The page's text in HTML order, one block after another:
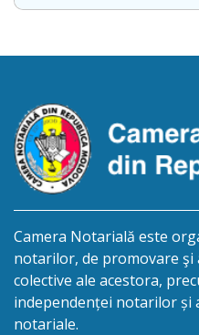
despre deschiderea
de 15 februarie 2026.
de 30.11.2026 […]
Camera Notarială este
notarilor, de promovare
colective ale acestora,
independenței notarilor și
notariale.